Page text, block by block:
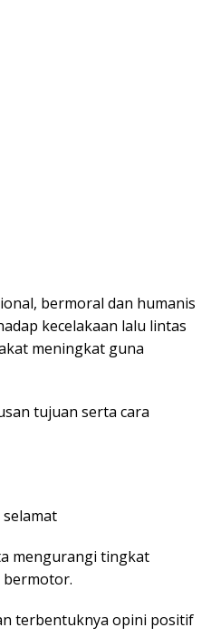
bermoral dan humanis
kecelakaan lalu lintas
meningkat guna
tujuan serta cara
mengurangi tingkat
bermotor.
terbentuknya opini positif